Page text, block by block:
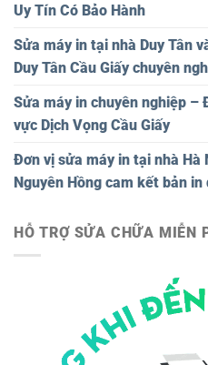
Uy Tín Có Bảo Hành
Sửa máy in tại nhà Duy Tân
Duy Tân Cầu Giấy chuyên
Sửa máy in chuyên nghiệp –
vực Dịch Vọng Cầu Giấy
Đơn vị sửa máy in tại nhà
Nguyên Hồng cam kết bản in
HỖ TRỢ SỬA CHỮA MIỄN